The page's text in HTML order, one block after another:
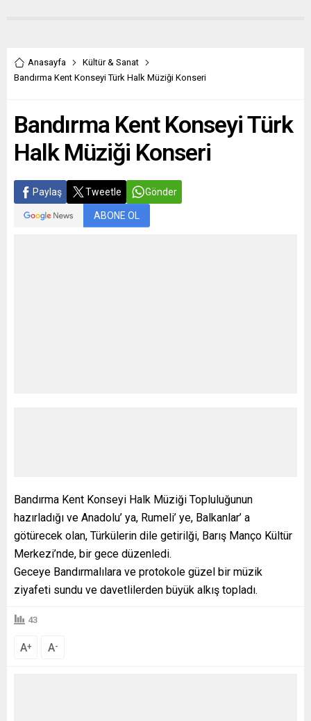
Anasayfa
Kültür & Sanat
Bandırma Kent Konseyi Türk Halk Müziği Konseri
Bandırma Kent Konseyi Türk
Halk Müziği Konseri
Paylaş Tweetle Gönder
ABONE OL
Bandırma Kent Konseyi Halk Müziği Topluluğunun
hazırladığı ve Anadolu’ ya, Rumeli’ ye, Balkanlar’ a
götürecek olan, Türkülerin dile getirilği, Barış Manço Kültür
Merkezi’nde, bir gece düzenledi.
Geceye Bandırmalılara ve protokole güzel bir müzik
ziyafeti sundu ve davetlilerden büyük alkış topladı.
43
A+ A-